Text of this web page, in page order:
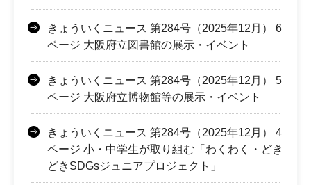
きょういくニュース 第284号（2025年12月） 6
ページ 大阪府立図書館の展示・イベント
きょういくニュース 第284号（2025年12月） 5
ページ 大阪府立博物館等の展示・イベント
きょういくニュース 第284号（2025年12月） 4
ページ 小・中学生が取り組む「わくわく・どき
どきSDGsジュニアプロジェクト」